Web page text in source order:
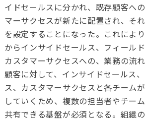
イドセールスに分かれ、既存顧客へ
マーサクセスが新たに配置され、そ
を設定することになった。これによ
からインサイドセールス、フィール
カスタマーサクセスへの、業務の流
顧客に対して、インサイドセールス
ス、カスタマーサクセスと各チーム
していくため、複数の担当者やチー
共有できる基盤が必須となる。組織